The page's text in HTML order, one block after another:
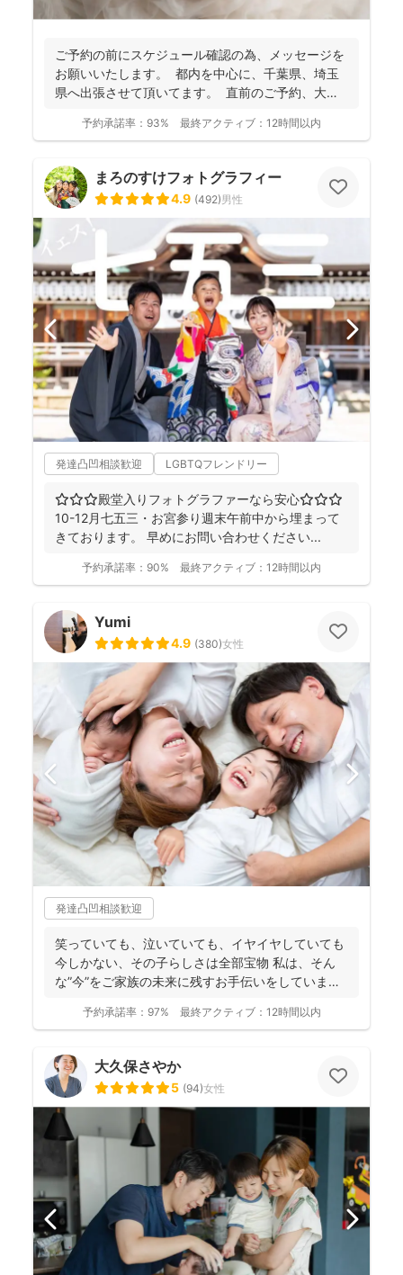
ご予約の前にスケジュール確認の為、 メッセージを
お願いいたします。 都内を中心に、千葉県、埼玉
県へ出張させて頂いてます。 直前のご予約、大歓
予約承諾率： 93% 最終アクティブ： 12時間以内
まろのすけフォトグラフィー
4.9 (492)男性
発達凸凹相談歓迎 LGBTQフレンドリー
⭐︎⭐︎⭐︎殿堂入りフォトグラファーなら安心⭐︎⭐︎⭐︎
10-12月七五三・お宮参り週末午前中から埋まって
きております。 早めにお問い合わせください...
予約承諾率： 90% 最終アクティブ： 12時間以内
Yumi
4.9 (380)女性
発達凸凹相談歓迎
笑っていても、泣いていても、イヤイヤしていても
今しかない、その子らしさは全部宝物 私は、そん
な”今”をご家族の未来に残すお手伝いをしています
予約承諾率： 97% 最終アクティブ： 12時間以内
大久保さやか
5 (94)女性